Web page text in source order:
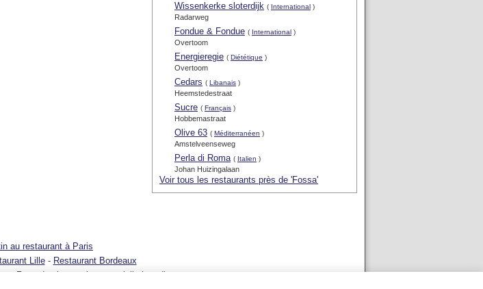
Wissenkerke sloterdijk ( International )
Radarweg
Fondue & Fondue ( International )
Overtoom
Energieregie ( Diététique )
Overtoom
Cedars ( Libanais )
Heemstedestraat
Sucre ( Français )
Hobbemastraat
Olive 63 ( Méditerranéen )
Amstelveenseweg
Perla di Roma ( Italien )
Johan Huizingalaan
Voir tous les restaurants près de 'Fossa'
au restaurant à Paris
Lille- Restaurant Bordeaux
- Reproduction totale ou partielle interdite